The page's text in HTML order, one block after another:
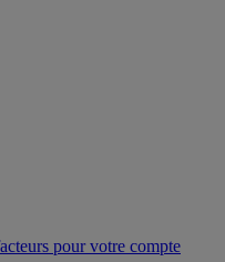
pour votre compte